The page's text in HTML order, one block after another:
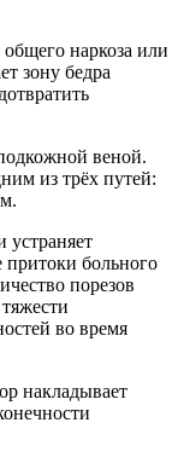
наркоза или
зону бедра
веной.
из трёх путей:
устраняет
притоки больного
порезов
во время
накладывает